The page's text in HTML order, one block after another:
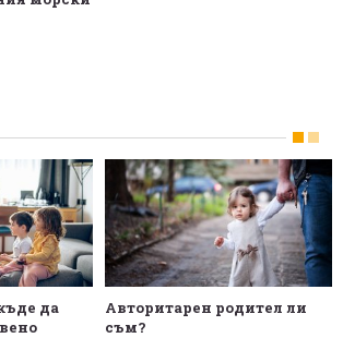
да
Авторитарен родител ли
съм?